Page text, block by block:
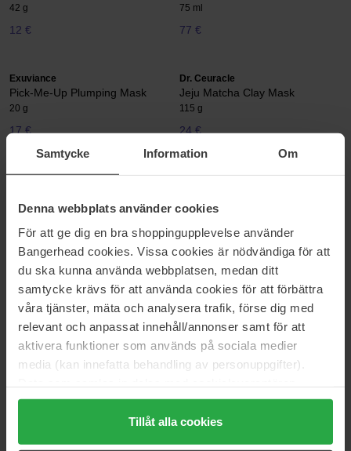
Samtycke Information Om
Denna webbplats använder cookies
För att ge dig en bra shoppingupplevelse använder
Bangerhead cookies. Vissa cookies är nödvändiga för att
du ska kunna använda webbplatsen, medan ditt
samtycke krävs för att använda cookies för att förbättra
våra tjänster, mäta och analysera trafik, förse dig med
relevant och anpassat innehåll/annonser samt för att
aktivera funktioner som används på sociala medier
media (kan innefatta behandling av personuppgifter).
Genom att trycka på "Tillåt alla cookies" accepterar du
alla cookies, medan du under "Detaljer" kan anpassa
användningen av cookies. Du kan när som helst återkalla
Tillåt alla cookies
42 g
12 €
75 ml
77 €
Exuviance
Pick-Me-Up Plumping Mask
20 g
17 €
Dr. Ceuracle
Jeju Matcha Clay Mask
115 g
24 €
Dr.Jart+
36 g
14 €
MARIA ÅKERBERG
50 ml
36 €
Medicube
Collagen Night Wrapping Mask
75 ml
35 €
Verso
N°8 Energizing Eye Patches
30 pcs
65 €
70 € 33 €